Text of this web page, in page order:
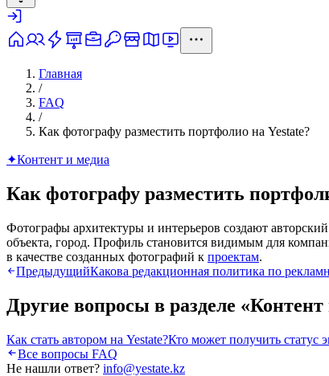
Главная
/
FAQ
/
Как фотографу разместить портфолио на Yestate?
✦Контент и медиа
Как фотографу разместить
Фотографы архитектуры и интерьеров создают
объекта, город. Профиль становится видимым для
в качестве созданных фотографий к проектам.
ПредыдущийКакова редакционная политика по
Другие вопросы в разделе «Контент
Как стать автором на Yestate?Кто может получить статус
Все вопросы FAQ
Не нашли ответ? info@yestate.kz